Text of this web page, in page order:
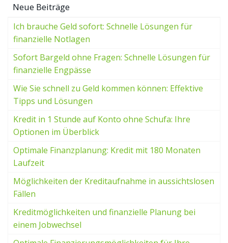
Neue Beiträge
Ich brauche Geld sofort: Schnelle Lösungen für
finanzielle Notlagen
Sofort Bargeld ohne Fragen: Schnelle Lösungen für
finanzielle Engpässe
Wie Sie schnell zu Geld kommen können: Effektive
Tipps und Lösungen
Kredit in 1 Stunde auf Konto ohne Schufa: Ihre
Optionen im Überblick
Optimale Finanzplanung: Kredit mit 180 Monaten
Laufzeit
Möglichkeiten der Kreditaufnahme in aussichtslosen
Fällen
Kreditmöglichkeiten und finanzielle Planung bei
einem Jobwechsel